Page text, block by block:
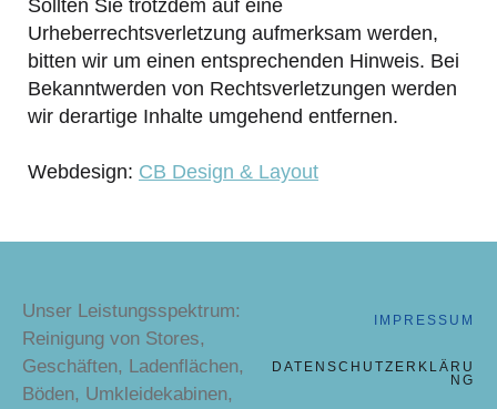
Sollten Sie trotzdem auf eine
Urheberrechtsverletzung aufmerksam werden,
bitten wir um einen entsprechenden Hinweis. Bei
Bekanntwerden von Rechtsverletzungen werden
wir derartige Inhalte umgehend entfernen.
Webdesign: CB Design & Layout
Unser Leistungsspektrum:
Reinigung von Stores,
Geschäften, Ladenflächen,
Böden, Umkleidekabinen,
IMPRESSUM
DATENSCHUTZERKLÄRU
NG